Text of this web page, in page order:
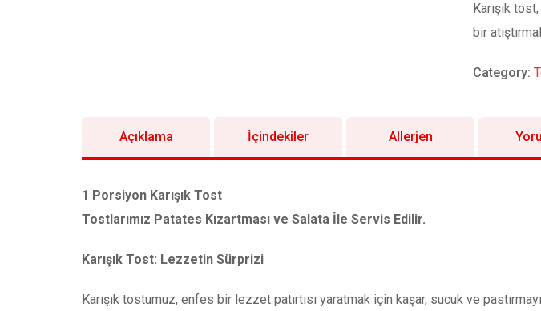
Karışık
bir
Category:
Açıklama İçindekiler Allerjen
1 Porsiyon Karışık Tost
Tostlarımız Patates Kızartması ve Salata İle Servis Edilir.
Karışık Tost: Lezzetin Sürprizi
Karışık tostumuz, enfes bir lezzet patırtısı yaratmak için kaşar, sucuk ve